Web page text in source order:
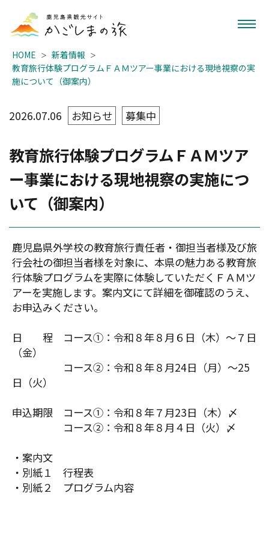
HOME
新着情報
教育旅行体験プログラムＦＡＭツアー事業における現地視察の実
施について（御案内）
2026.07.06 お知らせ 募集中
教育旅行体験プログラムＦＡＭツア
ー事業における現地視察の実施につ
いて（御案内）
鹿児島県外学校の教育旅行責任者・御担当者様及び旅
行会社の御担当者様を対象に、本県の魅力ある教育旅
行体験プログラムを実際に体験していただくＦＡＭツ
アーを実施します。案内文にて詳細を御確認のうえ、
お申込みください。
日 程 コース①：令和８年８月６日（木）～７日
（金）
コース②：令和８年８月24日（月）～25
日（火）
申込期限 コース①：令和８年７月23日（木）〆
コース②：令和８年８月４日（火）〆
・案内文
・別紙１ 行程表
・別紙２ プログラム内容